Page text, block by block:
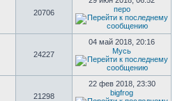
20706
перо
24227
04 май 2018, 20:16
Мусь
21298
22 фев 2018, 23:30
bigfrog